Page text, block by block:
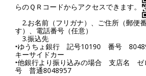
らのＱＲコードからアクセスできます。
2.お名前（フリガナ）、ご住所（郵便
す）、電話番号（任意）
3.振込先
•ゆうちょ銀行 記号10190 番号
キーサイドカー
•他銀行より振り込みの場合 支店名
号 普通8048957